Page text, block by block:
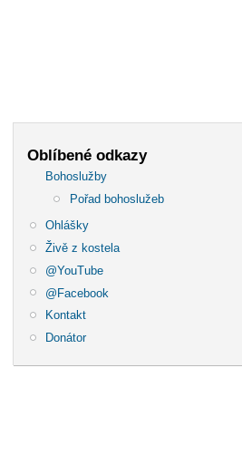
Oblíbené odkazy
Bohoslužby
Pořad bohoslužeb
Ohlášky
Živě z kostela
@YouTube
@Facebook
Kontakt
Donátor